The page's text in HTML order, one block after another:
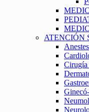
ATENCIÓN
Cirugía